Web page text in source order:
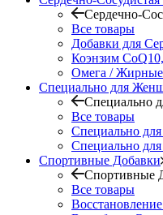
Сердечно-
Все товары
Добавки для
Коэнзим
Омега /
Специально для
Специально
Все товары
Специально
Специально
Спортивные Добавки
Спортивные
Все товары